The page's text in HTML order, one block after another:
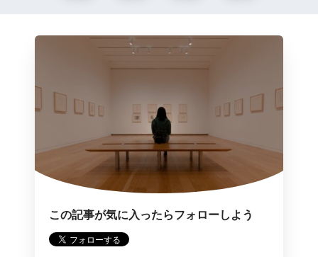
この記事が気に入ったらフォローしよう